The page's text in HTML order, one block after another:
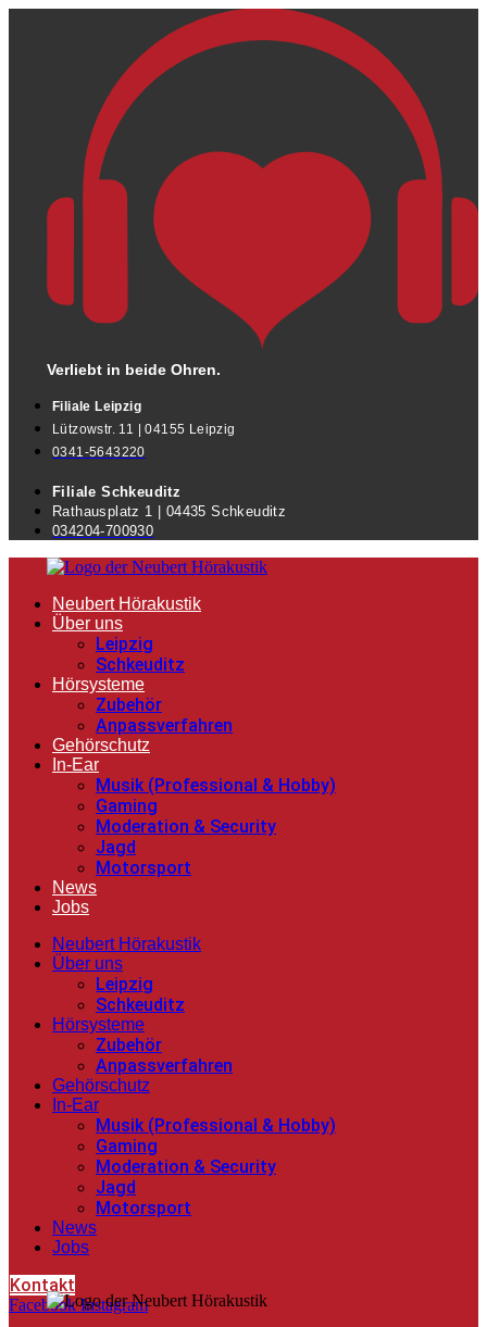
Verliebt in beide Ohren.
Filiale Leipzig
Lützowstr. 11 | 04155 Leipzig
0341-5643220
Filiale Schkeuditz
Rathausplatz 1 | 04435 Schkeuditz
034204-700930
Neubert Hörakustik
Über uns
Leipzig
Schkeuditz
Hörsysteme
Zubehör
Anpassverfahren
Gehörschutz
In-Ear
Musik (Professional & Hobby)
Gaming
Moderation & Security
Jagd
Motorsport
News
Jobs
Neubert Hörakustik
Über uns
Leipzig
Schkeuditz
Hörsysteme
Zubehör
Anpassverfahren
Gehörschutz
In-Ear
Musik (Professional & Hobby)
Gaming
Moderation & Security
Jagd
Motorsport
News
Jobs
Kontakt
Facebook Instagram